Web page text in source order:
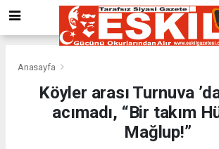
Anasayfa
Köyler arası Turnuva
acımadı, “Bir takım
Mağlup!”